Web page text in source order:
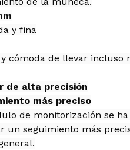
y fina
cómoda de llevar incluso
de alta precisión
más preciso
de monitorización se
un seguimiento más